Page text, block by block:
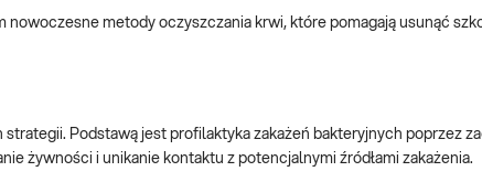
metody oczyszczania krwi, które pomagają usunąć
Podstawą jest profilaktyka zakażeń bakteryjnych poprzez
żywności i unikanie kontaktu z potencjalnymi źródłami zakażenia.